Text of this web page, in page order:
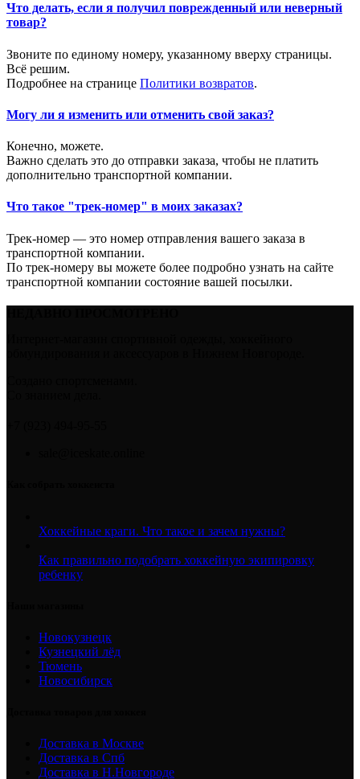
Что делать, если я получил поврежденный или неверный
товар?
Звоните по единому номеру, указанному вверху страницы.
Всё решим.
Подробнее на странице Политики возвратов.
Могу ли я изменить или отменить свой заказ?
Конечно, можете.
Важно сделать это до отправки заказа, чтобы не платить
дополнительно транспортной компании.
Что такое "трек-номер" в моих заказах?
Трек-номер — это номер отправления вашего заказа в
транспортной компании.
По трек-номеру вы можете более подробно узнать на сайте
транспортной компании состояние вашей посылки.
Хоккейные краги. Что такое и зачем нужны?
Как правильно подобрать хоккейную экипировку
ребенку
Новокузнецк
Кузнецкий лёд
Тюмень
Новосибирск
Доставка в Москве
Доставка в Спб
Доставка в Н.Новгороде